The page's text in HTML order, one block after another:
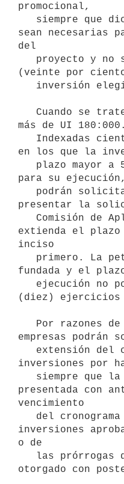
promocional,
sean necesarias
del
(veinte por
más de UI
en los que la
para su
presentar la
extienda el
inciso
fundada y el
(diez) ejercicios
empresas podrán
inversiones por
presentada con
vencimiento
inversiones
o de
otorgado con